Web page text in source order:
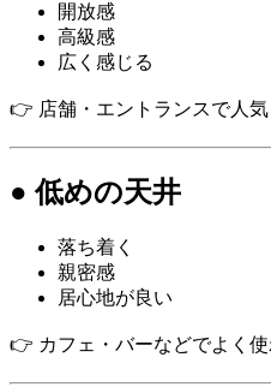
開放感
高級感
広く感じる
👉 店舗・エントランスで人気
● 低めの天井
落ち着く
親密感
居心地が良い
👉 カフェ・バーなどでよく使